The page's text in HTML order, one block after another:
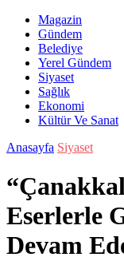
Magazin
Gündem
Belediye
Yerel Gündem
Siyaset
Sağlık
Ekonomi
Kültür Ve Sanat
Anasayfa Siyaset
Eserlerle
Devam